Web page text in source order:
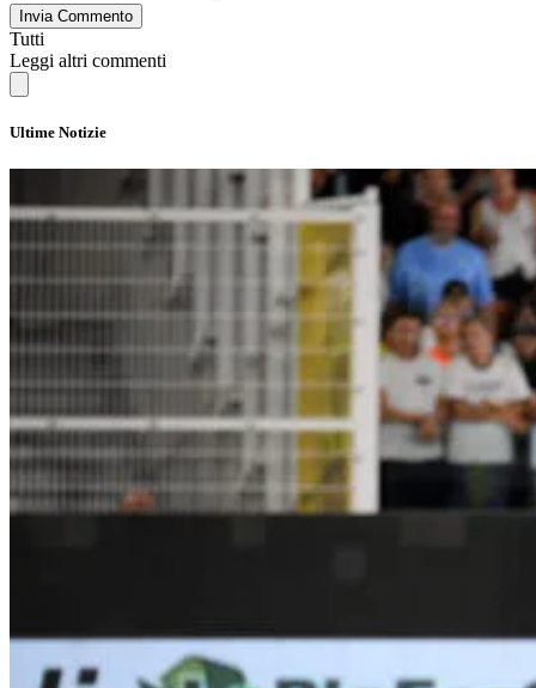
Invia Commento
Tutti
Leggi altri commenti
Ultime Notizie